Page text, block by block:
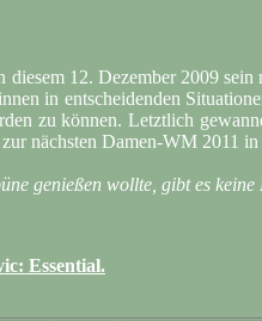
12. Dezember 2009 sein
in entscheidenden
zu können. Letztlich
nächsten Damen-WM 2011
genießen wollte, gibt es keine
Essential.